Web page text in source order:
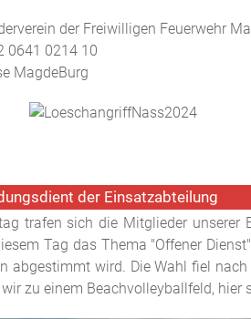
der Freiwilligen Feuerwehr
0641 0214 10
MagdeBurg
der Einsatzabteilung
trafen sich die Mitglieder
Tag das Thema "Offener
abgestimmt wird. Die Wahl fiel
zu einem Beachvolleyballfeld,